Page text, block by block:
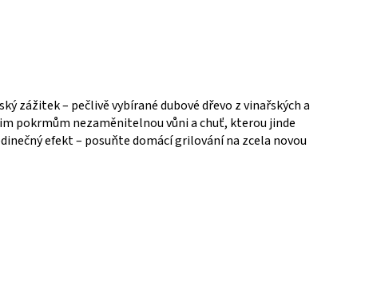
zážitek – pečlivě vybírané dubové dřevo z vinařských a
pokrmům nezaměnitelnou vůni a chuť, kterou jinde
efekt – posuňte domácí grilování na zcela novou